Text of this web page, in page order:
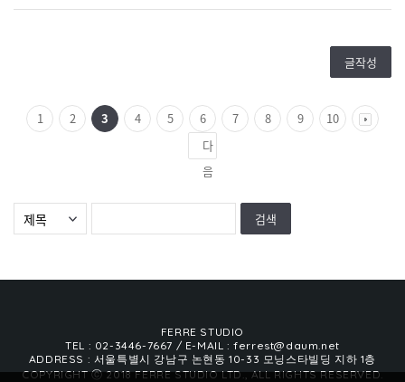
글작성
1 2 3 4 5 6 7 8 9
10
다
음
FERRE STUDIO
TEL : 02-3446-7667 / E-MAIL : ferrest@daum.net
ADDRESS : 서울특별시 강남구 논현동 10-33 모닝스타빌딩 지하 1층
COPYRIGHT ⓒ 2018 FERRE STUDIO LTD., ALL RIGHTS RESERVED.